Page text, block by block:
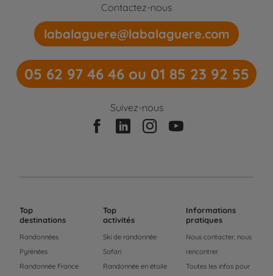
Contactez-nous
labalaguere@labalaguere.com
05 62 97 46 46 ou 01 85 23 92 55
Suivez-nous
Top
destinations
Randonnées
Pyrénées
Randonnée France
Top
activités
Ski de randonnée
Safari
Randonnée en étoile
Informations
pratiques
Nous contacter, nous
rencontrer
Toutes les infos pour